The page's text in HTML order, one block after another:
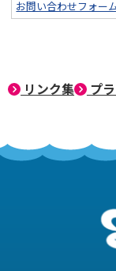
お問い合わせフォー
リンク集 プラ